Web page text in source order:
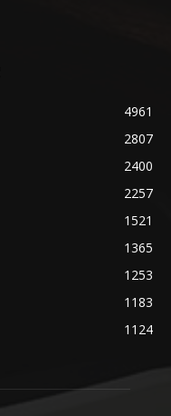
4961
2807
2400
2257
1521
1365
1253
1183
1124